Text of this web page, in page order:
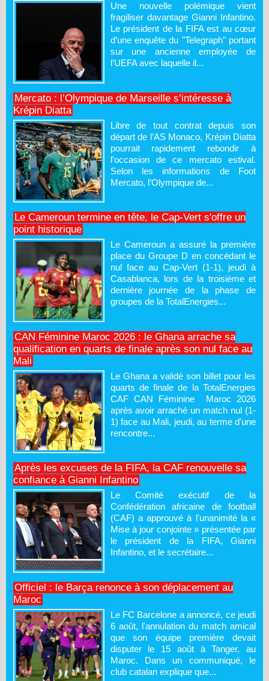
Une nouvelle polémique vient
fragiliser davantage Gianni Infantino.
Le président de la FIFA est au cœur
d’une enquête du "Telegraph" portant
sur une ancienne employée de
l’UEFA avec laquelle il...
Mercato : l’Olympique de Marseille s’intéresse à
Krépin Diatta
Libre de tout contrat depuis son
départ de l’AS Monaco, Krépin Diatta
pourrait rapidement rebondir à
l’occasion de ce mercato estival.
Selon les informations de Foot
Mercato, l’Olympique de...
Le Cameroun termine en tête, le Cap-Vert s'offre un
point historique
Le Cameroun a assuré la première
place du Groupe D en concédant le
nul face au Cap-Vert (1-1), jeudi à
Casablanca, lors de la troisième et
dernière journée de la phase de
groupes de la TotalEnergies...
CAN Féminine Maroc 2026 : le Ghana arrache sa
qualification en quarts de finale après son nul face au
Mali
Le Ghana a validé son billet pour les
quarts de finale de la TotalEnergies
CAF CAN Féminine Maroc 2026
après avoir arraché un match nul (1-
1) face au Mali, jeudi, au terme d'une
rencontre...
Après les excuses de la FIFA, la CAF renouvelle sa
confiance à Gianni Infantino
Le Comité exécutif de la
Confédération africaine de football
(CAF) a approuvé à l'unanimité la «
Mise à jour conjointe » présentée par
le président de la FIFA, Gianni
Infantino, et le secrétaire...
Officiel : le Barça renonce à son déplacement au
Maroc
Le FC Barcelone a annoncé, ce jeudi
6 août, l'annulation du match amical
que son équipe première devait
disputer le 15 août à Tanger, au
Maroc. Dans un communiqué, le
club catalan explique que...